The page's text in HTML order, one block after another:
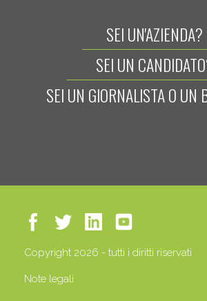
SEI UN'AZIENDA?
SEI UN
SEI UN GIORNALISTA O UN
Copyright 2026 - tutti i diritti riservati
Note legali